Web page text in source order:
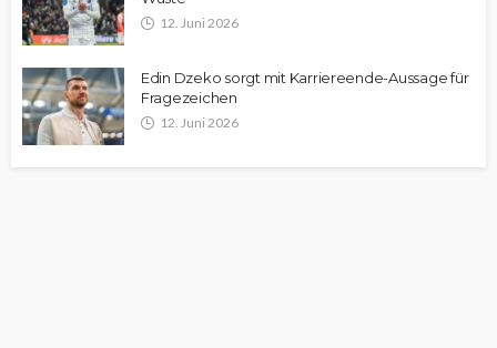
12. Juni 2026
Edin Dzeko sorgt mit Karriereende-Aussage für
Fragezeichen
12. Juni 2026